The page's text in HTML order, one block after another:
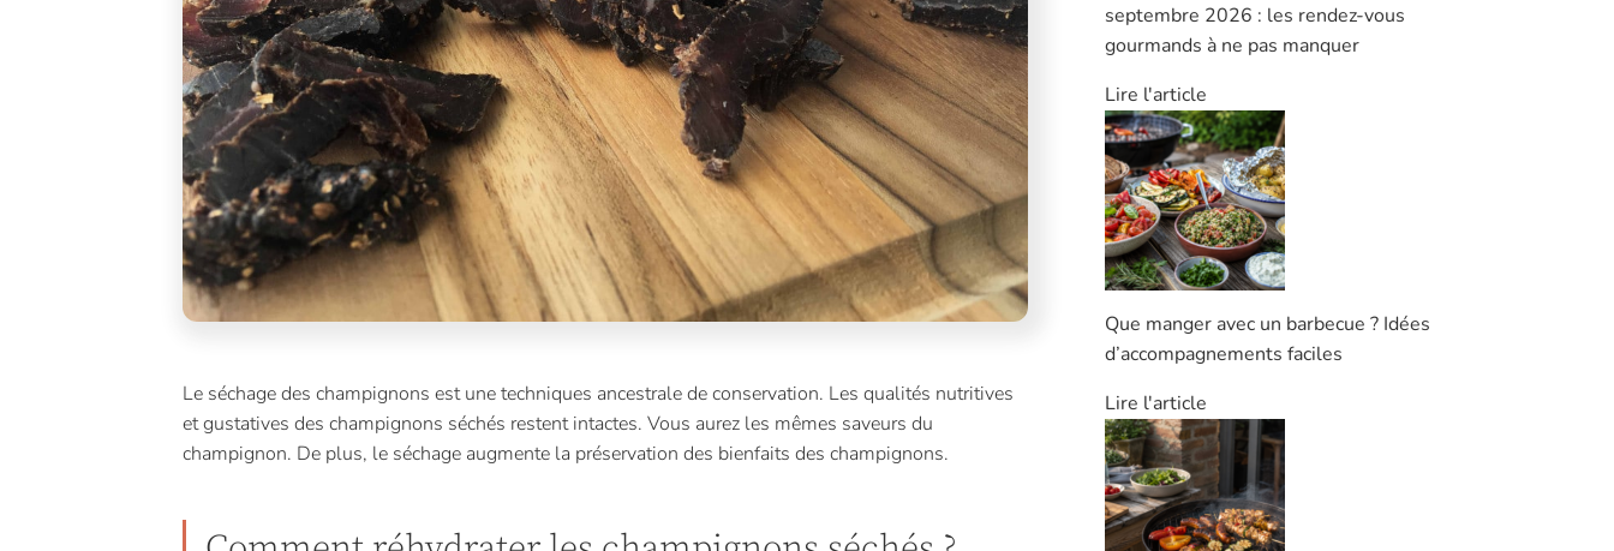
Le séchage des champignons est une techniques ancestrale de conservation. Les qualités nutritives
et gustatives des champignons séchés restent intactes. Vous aurez les mêmes saveurs du
champignon. De plus, le séchage augmente la préservation des bienfaits des champignons.
septembre 2026 : les rendez-vous
gourmands à ne pas manquer
Lire l'article
Que manger avec un barbecue ? Idées
d’accompagnements faciles
Lire l'article